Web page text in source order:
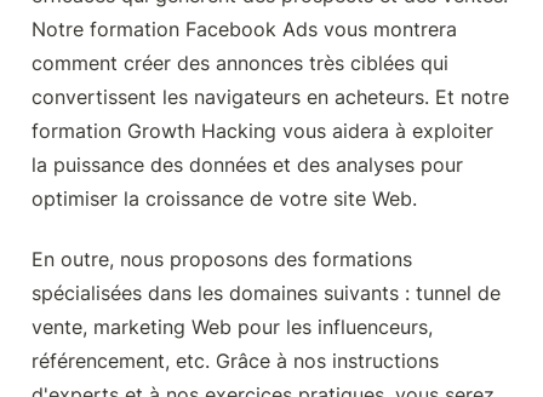
Notre formation Facebook Ads vous montrera
comment créer des annonces très ciblées qui
convertissent les navigateurs en acheteurs. Et notre
formation Growth Hacking vous aidera à exploiter
la puissance des données et des analyses pour
optimiser la croissance de votre site Web.
En outre, nous proposons des formations
spécialisées dans les domaines suivants : tunnel de
vente, marketing Web pour les influenceurs,
référencement, etc. Grâce à nos instructions